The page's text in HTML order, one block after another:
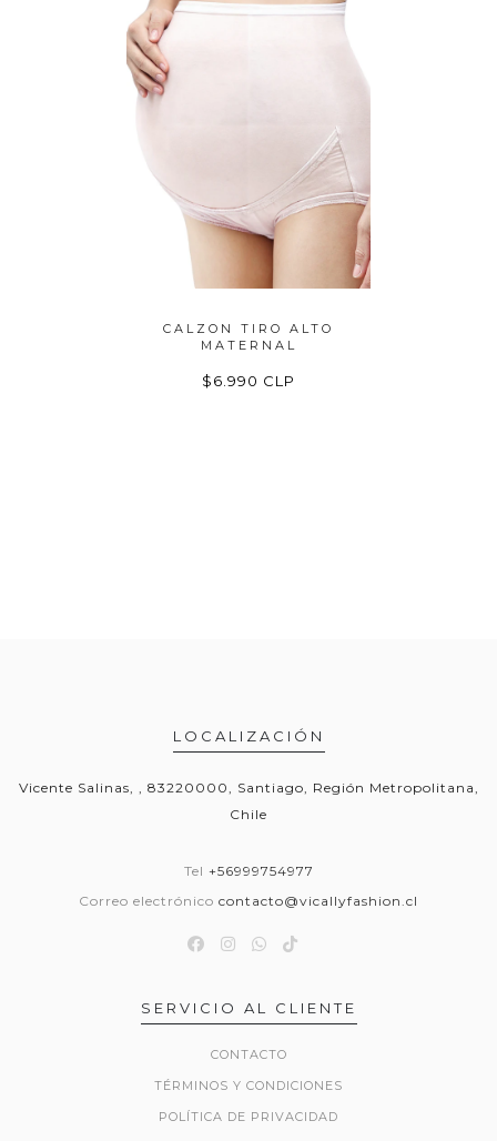
CALZON TIRO ALTO
MATERNAL
$6.990 CLP
LOCALIZACIÓN
Vicente Salinas, , 83220000, Santiago, Región Metropolitana,
Chile
Tel +56999754977
Correo electrónico contacto@vicallyfashion.cl
SERVICIO AL CLIENTE
CONTACTO
TÉRMINOS Y CONDICIONES
POLÍTICA DE PRIVACIDAD